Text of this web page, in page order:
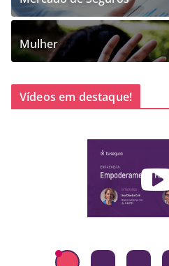
Mulher
Vídeos em destaque!